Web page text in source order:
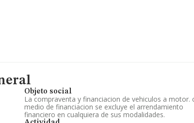
Objeto social
La compraventa y financiacion de vehiculos a motor.
medio de financiacion se excluye el arrendamiento
financiero en cualquiera de sus modalidades.